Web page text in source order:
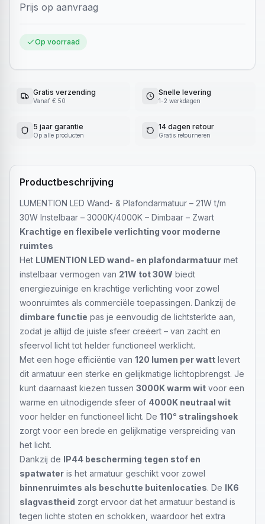
Prijs op aanvraag
Op voorraad
Gratis verzending
Vanaf € 50
Snelle levering
1-2 werkdagen
5 jaar garantie
Op alle producten
14 dagen retour
Gratis retourneren
Productbeschrijving
LUMENTION LED Wand- & Plafondarmatuur – 21W t/m
30W Instelbaar – 3000K/4000K – Dimbaar – Zwart
Krachtige en flexibele verlichting voor moderne
ruimtes
Het LUMENTION LED wand- en plafondarmatuur met
instelbaar vermogen van 21W tot 30W biedt
energiezuinige en krachtige verlichting voor zowel
woonruimtes als commerciële toepassingen. Dankzij de
dimbare functie pas je eenvoudig de lichtsterkte aan,
zodat je altijd de juiste sfeer creëert – van zacht en
sfeervol licht tot helder functioneel werklicht.
Met een hoge efficiëntie van 120 lumen per watt levert
dit armatuur een sterke en gelijkmatige lichtopbrengst. Je
kunt daarnaast kiezen tussen 3000K warm wit voor een
warme en uitnodigende sfeer of 4000K neutraal wit
voor helder en functioneel licht. De 110° stralingshoek
zorgt voor een brede en gelijkmatige verspreiding van
het licht.
Dankzij de IP44 bescherming tegen stof en
spatwater is het armatuur geschikt voor zowel
binnenruimtes als beschutte buitenlocaties. De IK6
slagvastheid zorgt ervoor dat het armatuur bestand is
tegen lichte stoten en schokken, waardoor het extra